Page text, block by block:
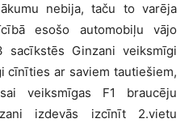
nebija, taču to varēja
esošo automobiļu vājo
sacīkstēs Ginzani veiksmīgi
cīnīties ar saviem tautiešiem,
veiksmīgas F1 braucēju
izdevās izcīnīt 2.vietu